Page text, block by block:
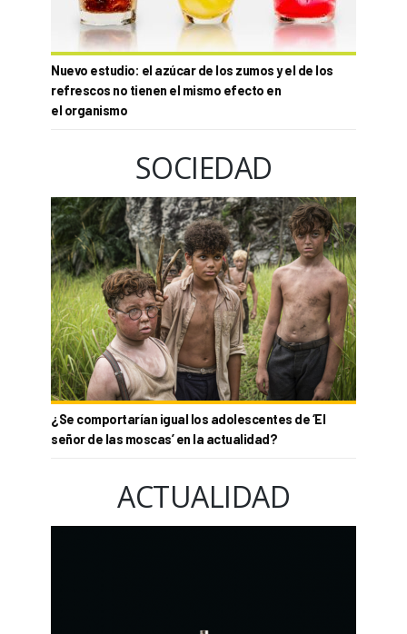
Nuevo estudio: el azúcar de los zumos y el de los
refrescos no tienen el mismo efecto en
el organismo
SOCIEDAD
¿Se comportarían igual los adolescentes de ‘El
señor de las moscas’ en la actualidad?
ACTUALIDAD